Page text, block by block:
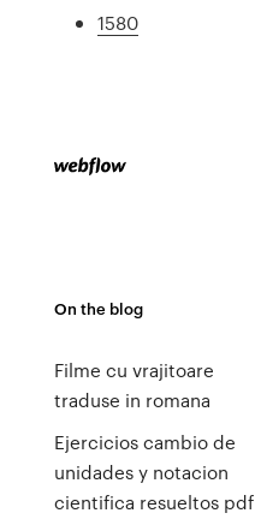
1580
On the blog
Filme cu vrajitoare
traduse in romana
Ejercicios cambio de
unidades y notacion
cientifica resueltos pdf